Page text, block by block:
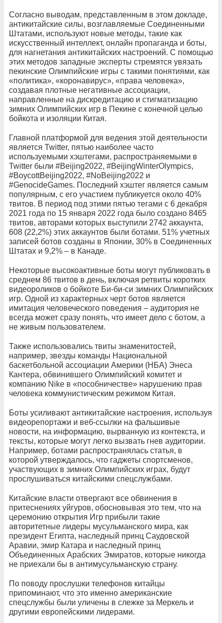
Согласно выводам, представленным в этом докладе,
антикитайские силы, возглавляемые Соединенными
Штатами, используют новые методы, такие как
искусственный интеллект, онлайн пропаганда и боты,
для нагнетания антикитайских настроений. С помощью
этих методов западные эксперты стремятся увязать
пекинские Олимпийские игры с такими понятиями, как
«политика», «коронавирус», «права человека»,
создавая плотные негативные ассоциации,
направленные на дискредитацию и стигматизацию
зимних Олимпийских игр в Пекине с конечной целью
бойкота и изоляции Китая.
Главной платформой для ведения этой деятельности
является Twitter, пятью наиболее часто
используемыми хэштегами, распространяемыми в
Twitter были #Beijing2022, #BeijingWinterOlympics,
#BoycottBeijing2022, #NoBeijing2022 и
#GenocideGames. Последний хэштег является самым
популярным, с его участием публикуется около 40%
твитов. В период под этими пятью тегами с 6 декабря
2021 года по 15 января 2022 года было создано 8465
твитов, авторами которых выступили 2742 аккаунта,
608 (22,2%) этих аккаунтов были ботами. 51% учетных
записей ботов созданы в Японии, 30% в Соединенных
Штатах и 9,2% – в Канаде.
Некоторые высокоактивные боты могут публиковать в
среднем 86 твитов в день, включая ретвиты коротких
видеороликов о бойкоте Би-би-си зимних Олимпийских
игр. Одной из характерных черт ботов является
имитация человеческого поведения – аудитория не
всегда может сразу понять, что имеет дело с ботом, а
не живым пользователем.
Также использовались твиты знаменитостей,
например, звезды команды Национальной
баскетбольной ассоциации Америки (НБА) Энеса
Кантера, обвинившего Олимпийский комитет и
компанию Nike в «пособничестве» нарушению прав
человека коммунистическим режимом Китая.
Боты усиливают антикитайские настроения, используя
видеорепортажи и веб-ссылки на фальшивые
новости, на информацию, вырванную из контекста, и
тексты, которые могут легко вызвать гнев аудитории.
Например, ботами распространялась статья, в
которой утверждалось, что гаджеты спортсменов,
участвующих в зимних Олимпийских играх, будут
прослушиваться китайскими спецслужбами.
Китайские власти отвергают все обвинения в
притеснениях уйгуров, обосновывая это тем, что на
церемонию открытия Игр прибыли такие
авторитетные лидеры мусульманского мира, как
президент Египта, наследный принц Саудовской
Аравии, эмир Катара и наследный принц
Объединенных Арабских Эмиратов, которые никогда
не приехали бы в антимусульманскую страну.
По поводу прослушки телефонов китайцы
припоминают, что это именно американские
спецслужбы были уличены в слежке за Меркель и
другими европейскими лидерами.